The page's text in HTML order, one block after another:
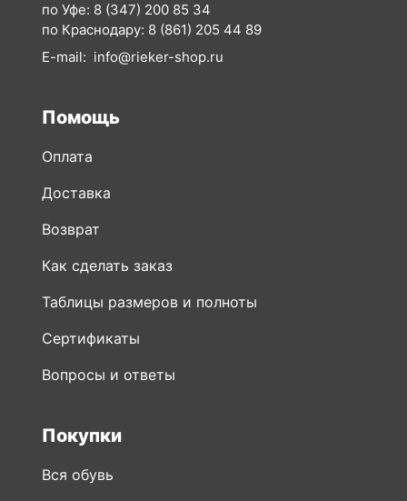
по Уфе: 8 (347) 200 85 34
по Краснодару: 8 (861) 205 44 89
E-mail: info@rieker-shop.ru
Помощь
Оплата
Доставка
Возврат
Как сделать заказ
Таблицы размеров и полноты
Сертификаты
Вопросы и ответы
Покупки
Вся обувь